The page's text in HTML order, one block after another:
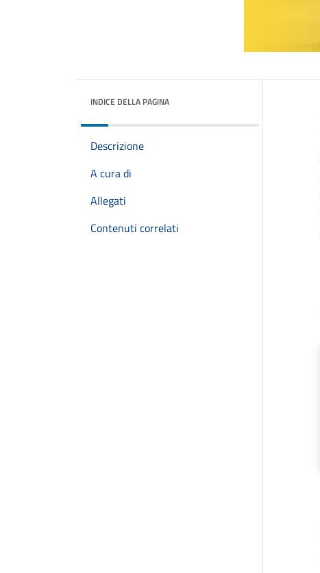
INDICE DELLA PAGINA
Descrizione
A cura di
Allegati
Contenuti correlati